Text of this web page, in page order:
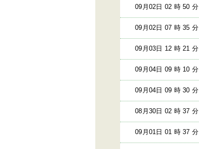
09月02日 02 時 50 分
09月02日 07 時 35 分
09月03日 12 時 21 分
09月04日 09 時 10 分
09月04日 09 時 30 分
08月30日 02 時 37 分
09月01日 01 時 37 分